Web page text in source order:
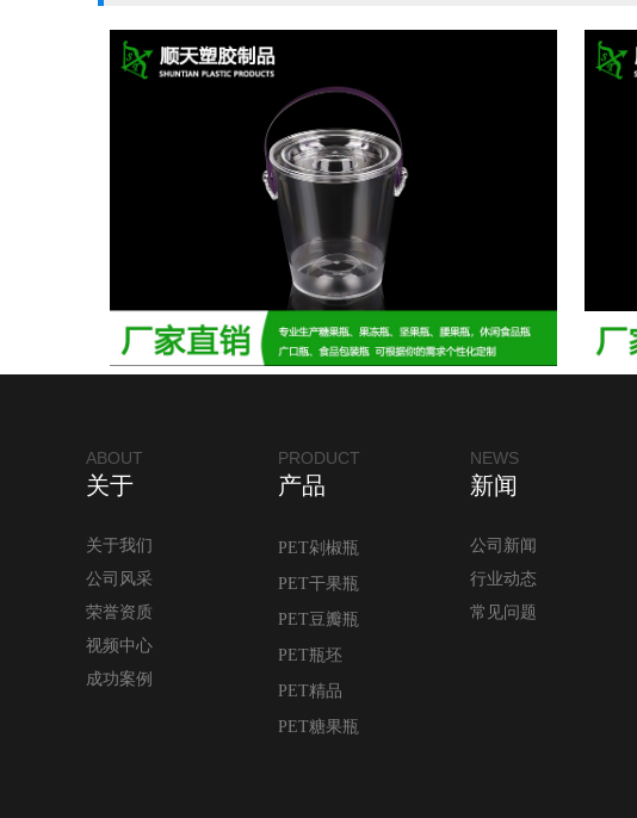
ABOUT
关于
关于我们
公司风采
荣誉资质
视频中心
成功案例
PRODUCT
产品
PET剁椒瓶
PET干果瓶
PET豆瓣瓶
PET瓶坯
PET精品
PET糖果瓶
NEWS
新闻
公司新闻
行业动态
常见问题